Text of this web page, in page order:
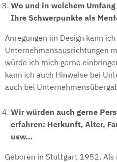
Wo und in welchem
Ihre Schwerpunkte als
Anregungen im Design kann
Unternehmensausrichtungen
würde ich mich gerne
kann ich auch Hinweise bei
auch bei
Wir würden auch gerne
erfahren: Herkunft, Alter,
usw…
Geboren in Stuttgart 1952.